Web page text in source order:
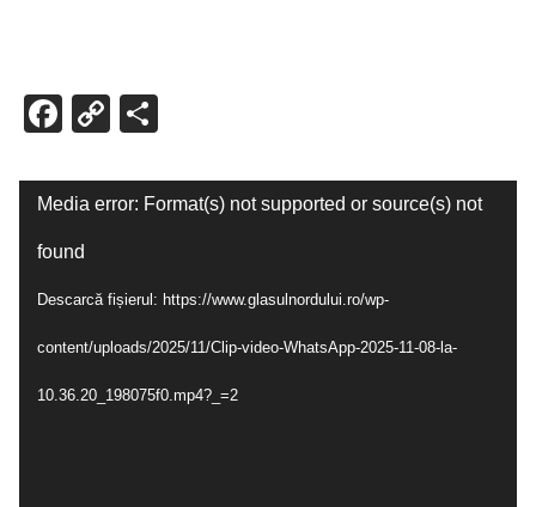
F
e
b
o
o
k
C
p
y
n
k
P
ta
je
ă
Player
video
Media error: Format(s) not supported or source(s) not
found
Descarcă fișierul: https://www.glasulnordului.ro/wp-
content/uploads/2025/11/Clip-video-WhatsApp-2025-11-08-la-
10.36.20_198075f0.mp4?_=2